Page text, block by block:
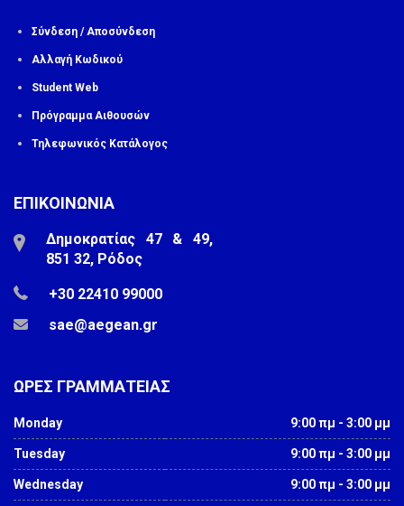
Σύνδεση / Αποσύνδεση
Αλλαγή Κωδικού
Student Web
Πρόγραμμα Αιθουσών
Τηλεφωνικός Κατάλογος
ΕΠΙΚΟΙΝΩΝΙΑ
Δημοκρατίας 47 & 49,
851 32, Ρόδος
+30 22410 99000
sae@aegean.gr
ΩΡΕΣ ΓΡΑΜΜΑΤΕΙΑΣ
Monday 9:00 πμ - 3:00 μμ
Tuesday 9:00 πμ - 3:00 μμ
Wednesday 9:00 πμ - 3:00 μμ